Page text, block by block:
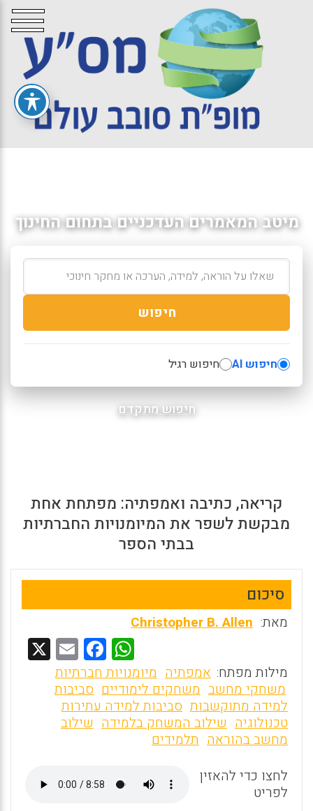
מיטב המאמרים העדכניים בתחום החינוך
חיפוש
חיפוש AI חיפוש רגיל
חיפוש מתקדם
קריאה, כתיבה ואמפתיה: מפתחת אחת
מבקשת לשפר את המיומנויות החברתיות
בבתי הספר
סיכום
מאת: Christopher B. Allen
W
h
at
s
A
p
F
a
ce
b
o
k
E
m
ai
מילות מפתח: אמפתיה מיומנויות חברתיות
משחקי מחשב משחקים לימודיים סביבות
למידה מתוקשבות סביבות למידה עתירות
טכנולוגיה שילוב המשחק בלמידה שילוב
מחשב בהוראה תלמידים
לחצו כדי להאזין
לפריט